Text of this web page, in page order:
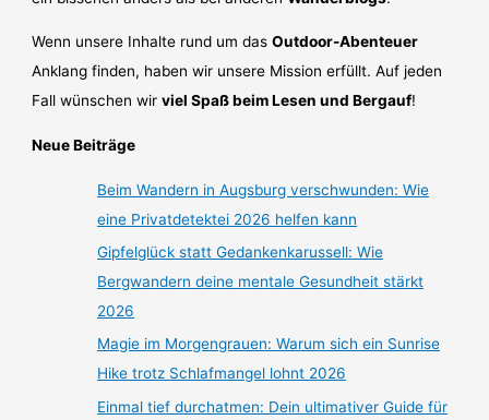
Wenn unsere Inhalte rund um dasOutdoor-Abenteuer
Anklang finden, haben wir unsere Mission erfüllt. Auf jeden
Fall wünschen wirviel Spaß beim Lesen und Bergauf!
Neue Beiträge
Beim Wandern in Augsburg verschwunden: Wie
eine Privatdetektei 2026 helfen kann
Gipfelglück statt Gedankenkarussell: Wie
Bergwandern deine mentale Gesundheit stärkt
2026
Magie im Morgengrauen: Warum sich ein Sunrise
Hike trotz Schlafmangel lohnt 2026
Einmal tief durchatmen: Dein ultimativer Guide für